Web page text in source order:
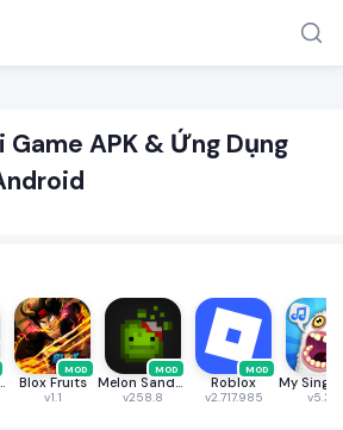
offline Ứng dụng miễn phí
Game APK & Ứng Dụng
- Volleyball
MOD
Blox Fruits
v1.1
MOD
Melon Sandbox
v258.8
MOD
Roblox
v2.717.985 v5.3.2